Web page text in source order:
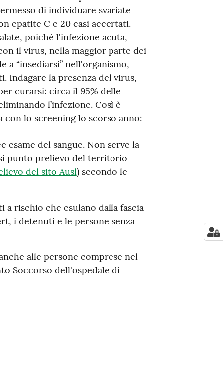
di individuare svariate
epatite C e 20 casi accertati.
poiché l'infezione acuta,
il virus, nella maggior parte dei
a “insediarsi” nell'organismo,
Indagare la presenza del virus,
curarsi: circa il 95% delle
l’infezione. Così è
con lo screening lo scorso anno:
esame del sangue. Non serve la
punto prelievo del territorio
del sito Ausl) secondo le
rischio che esulano dalla fascia
i detenuti e le persone senza
alle persone comprese nel
Soccorso dell'ospedale di